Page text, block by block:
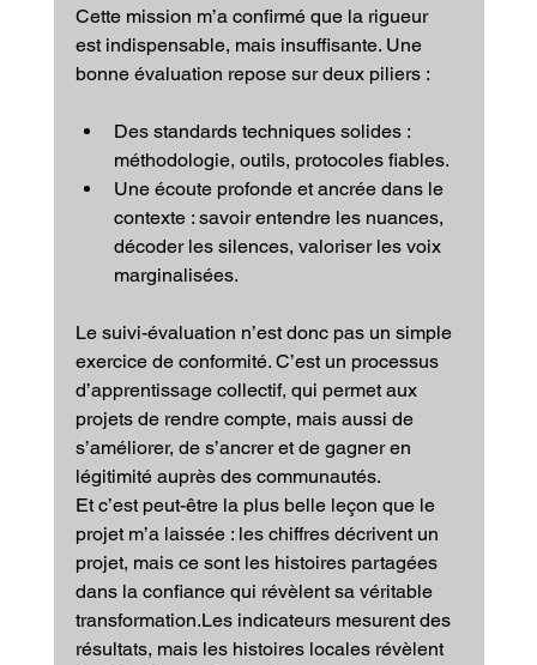
Cette mission m’a confirmé que la rigueur
est indispensable, mais insuffisante. Une
bonne évaluation repose sur deux piliers :
Des standards techniques solides :
méthodologie, outils, protocoles fiables.
Une écoute profonde et ancrée dans le
contexte : savoir entendre les nuances,
décoder les silences, valoriser les voix
marginalisées.
Le suivi-évaluation n’est donc pas un simple
exercice de conformité. C’est un processus
d’apprentissage collectif, qui permet aux
projets de rendre compte, mais aussi de
s’améliorer, de s’ancrer et de gagner en
légitimité auprès des communautés.
Et c’est peut-être la plus belle leçon que le
projet m’a laissée : les chiffres décrivent un
projet, mais ce sont les histoires partagées
dans la confiance qui révèlent sa véritable
transformation.Les indicateurs mesurent des
résultats, mais les histoires locales révèlent